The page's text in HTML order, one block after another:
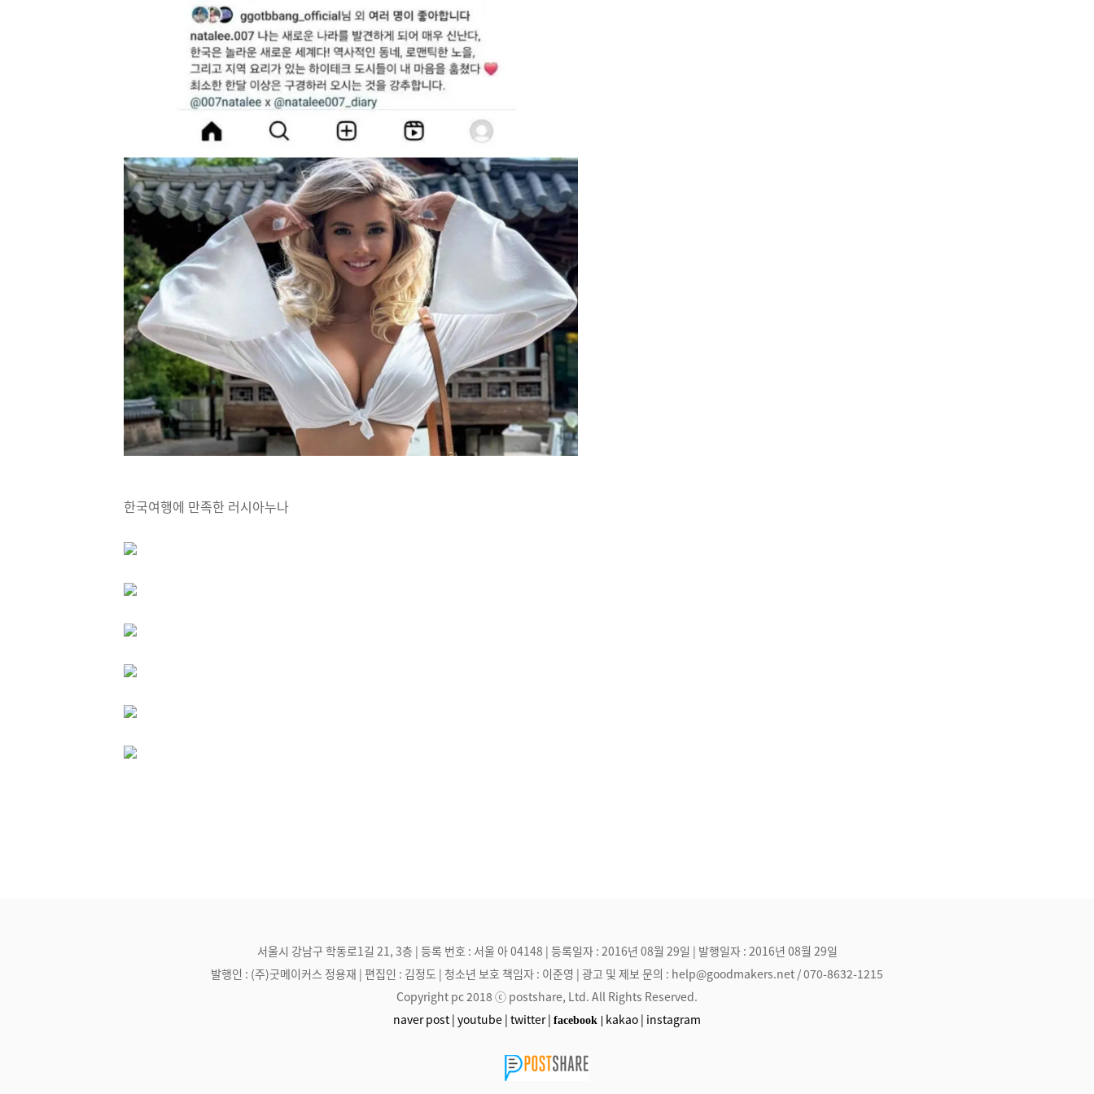
한국여행에 만족한 러시아누나
서울시 강남구 학동로1길 21, 3층 | 등록 번호 : 서울 아 04148 | 등록일자 : 2016년 08월 29일 | 발행일자 : 2016년 08월 29일
발행인 : (주)굿메이커스 정용재 | 편집인 : 김정도 | 청소년 보호 책임자 : 이준영 | 광고 및 제보 문의 : help@goodmakers.net / 070-8632-1215
Copyright pc 2018 ⓒ postshare, Ltd. All Rights Reserved.
naver post | youtube | twitter | facebook | kakao | instagram